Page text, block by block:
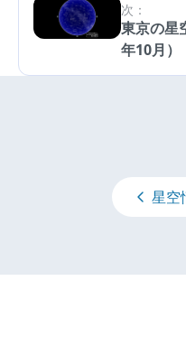
次：
東京の星
年10月）
星空